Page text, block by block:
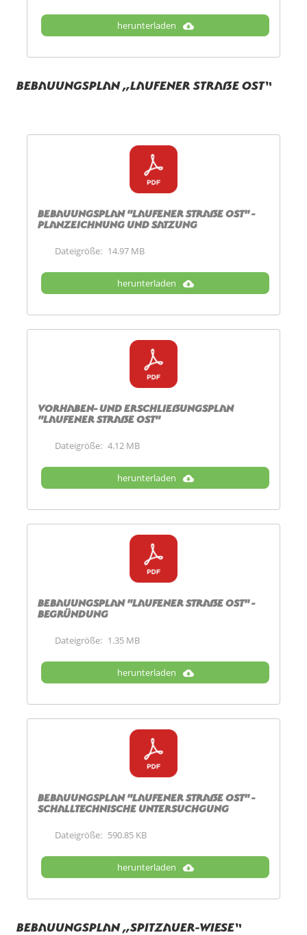
herunterladen
Bebauungsplan „Laufener Straße Ost“
Bebauungsplan "Laufener Straße Ost" -
Planzeichnung und Satzung
Dateigröße: 14.97 MB
herunterladen
Vorhaben- und Erschließungsplan
"Laufener Straße Ost"
Dateigröße: 4.12 MB
herunterladen
Bebauungsplan "Laufener Straße Ost" -
Begründung
Dateigröße: 1.35 MB
herunterladen
Bebauungsplan "Laufener Straße Ost" -
Schalltechnische Untersuchgung
Dateigröße: 590.85 KB
herunterladen
Bebauungsplan „Spitzauer-Wiese“